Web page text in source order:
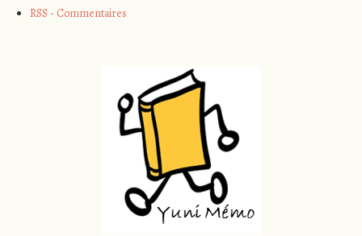
RSS - Commentaires